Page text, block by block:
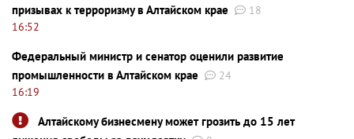
призывах к терроризму в Алтайском крае
18
16:52
Федеральный министр и сенатор оценили развитие
промышленности в Алтайском крае
24
16:19
Алтайскому бизнесмену может грозить до 15 лет